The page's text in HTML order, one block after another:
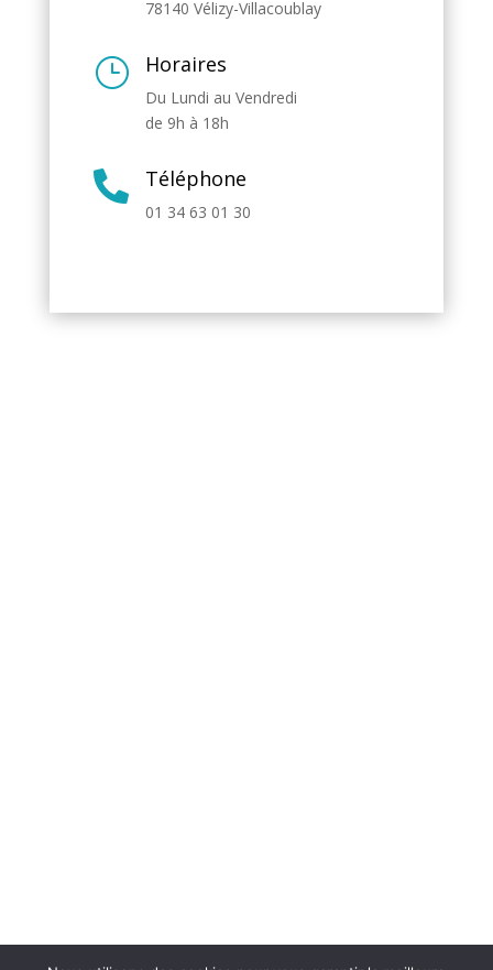
78140 Vélizy-Villacoublay
} Horaires
Du Lundi au Vendredi
de 9h à 18h
 Téléphone
01 34 63 01 30